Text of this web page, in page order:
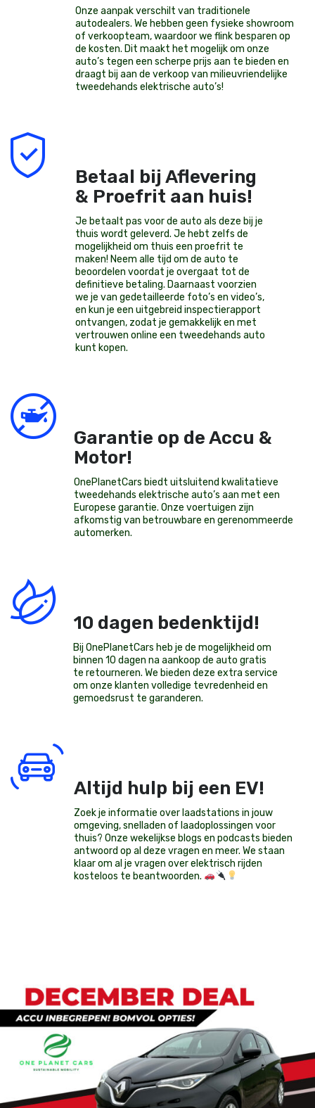
Onze aanpak verschilt van traditionele
autodealers. We hebben geen fysieke showroom
of verkoopteam, waardoor we flink besparen op
de kosten. Dit maakt het mogelijk om onze
auto’s tegen een scherpe prijs aan te bieden en
draagt bij aan de verkoop van milieuvriendelijke
tweedehands elektrische auto’s!
Betaal bij Aflevering
& Proefrit aan huis!
Je betaalt pas voor de auto als deze bij je
thuis wordt geleverd. Je hebt zelfs de
mogelijkheid om thuis een proefrit te
maken! Neem alle tijd om de auto te
beoordelen voordat je overgaat tot de
definitieve betaling. Daarnaast voorzien
we je van gedetailleerde foto’s en video’s,
en kun je een uitgebreid inspectierapport
ontvangen, zodat je gemakkelijk en met
vertrouwen online een tweedehands auto
kunt kopen.
Garantie op de Accu &
Motor!
OnePlanetCars biedt uitsluitend kwalitatieve
tweedehands elektrische auto’s aan met een
Europese garantie. Onze voertuigen zijn
afkomstig van betrouwbare en gerenommeerde
automerken.
10 dagen bedenktijd!
Bij OnePlanetCars heb je de mogelijkheid om
binnen 10 dagen na aankoop de auto gratis
te retourneren. We bieden deze extra service
om onze klanten volledige tevredenheid en
gemoedsrust te garanderen.
Altijd hulp bij een EV!
Zoek je informatie over laadstations in jouw
omgeving, snelladen of laadoplossingen voor
thuis? Onze wekelijkse blogs en podcasts bieden
antwoord op al deze vragen en meer. We staan
klaar om al je vragen over elektrisch rijden
kosteloos te beantwoorden.